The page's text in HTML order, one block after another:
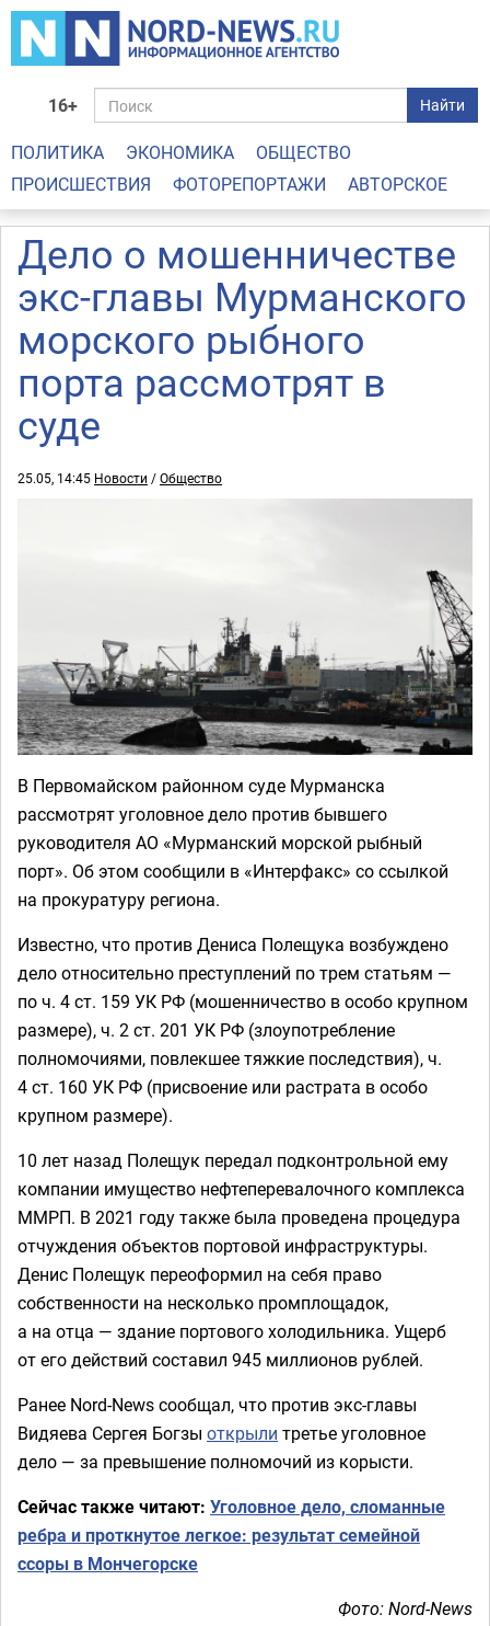
16+ Найти
ПОЛИТИКА ЭКОНОМИКА
ОБЩЕСТВО
ПРОИСШЕСТВИЯ
ФОТОРЕПОРТАЖИ АВТОРСКОЕ
Дело о мошенничестве
экс-главы Мурманского
морского рыбного
порта рассмотрят в
суде
25.05, 14:45 Новости /Общество
В Первомайском районном суде Мурманска
рассмотрят уголовное дело против бывшего
руководителя АО «Мурманский морской рыбный
порт». Об этом сообщили в «Интерфакс» со ссылкой
на прокуратуру региона.
Известно, что против Дениса Полещука возбуждено
дело относительно преступлений по трем статьям —
по ч. 4 ст. 159 УК РФ (мошенничество в особо крупном
размере), ч. 2 ст. 201 УК РФ (злоупотребление
полномочиями, повлекшее тяжкие последствия), ч.
4 ст. 160 УК РФ (присвоение или растрата в особо
крупном размере).
10 лет назад Полещук передал подконтрольной ему
компании имущество нефтеперевалочного комплекса
ММРП. В 2021 году также была проведена процедура
отчуждения объектов портовой инфраструктуры.
Денис Полещук переоформил на себя право
собственности на несколько промплощадок,
а на отца — здание портового холодильника. Ущерб
от его действий составил 945 миллионов рублей.
Ранее Nord-News сообщал, что против экс-главы
Видяева Сергея Богзы открыли третье уголовное
дело — за превышение полномочий из корысти.
Сейчас также читают: Уголовное дело, сломанные
ребра и проткнутое легкое: результат семейной
ссоры в Мончегорске
Фото: Nord-News